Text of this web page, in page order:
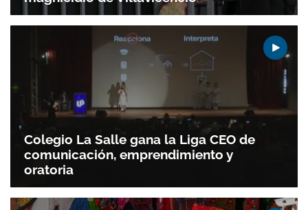
Colegio La Salle gana la Liga CEO de
comunicación, emprendimiento y
oratoria